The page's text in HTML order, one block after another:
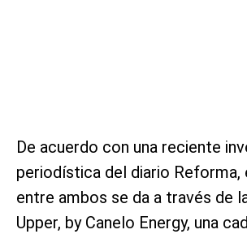
De acuerdo con una reciente
periodística del diario Reforma,
entre ambos se da a través de
Upper, by Canelo Energy, una